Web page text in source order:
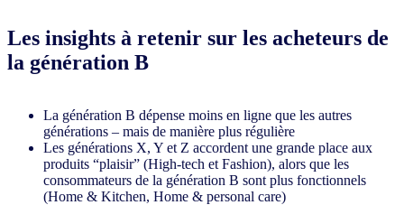
Les insights à retenir sur les acheteurs de
la génération B
La génération B dépense moins en ligne que les autres
générations – mais de manière plus régulière
Les générations X, Y et Z accordent une grande place aux
produits “plaisir” (High-tech et Fashion), alors que les
consommateurs de la génération B sont plus fonctionnels
(Home & Kitchen, Home & personal care)